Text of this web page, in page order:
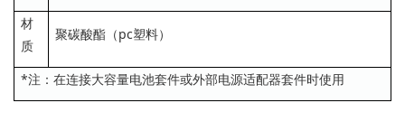
材
质
聚碳酸酯（pc塑料）
*注：在连接大容量电池套件或外部电源适配器套件时使用